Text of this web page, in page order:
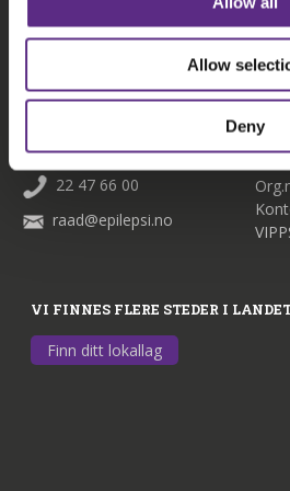
Allow
Deny
Facebook
Snapchat
Rådgivingstelefonen:
22 47 66 00
raad@epilepsi.no
VI FINNES FLERE STEDER I
Finn ditt lokallag